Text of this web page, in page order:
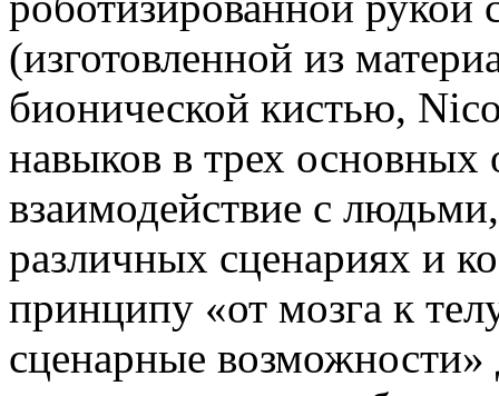
(изготовленной из
бионической кистью,
навыков в трех основных
взаимодействие с
различных сценариях и
принципу «от мозга к
сценарные возможности»